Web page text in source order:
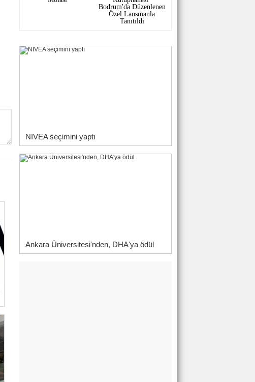
Bodrum'da Düzenlenen
Özel Lansmanla
Tanıtıldı
NIVEA seçimini yaptı
Ankara Üniversitesi'nden, DHA'ya ödül